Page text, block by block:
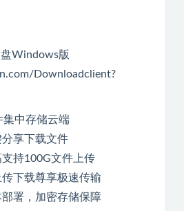
Windows版
Downloadclient?
集中存储云端
享下载文件
持100G文件上传
下载尊享极速传输
署，加密存储保障